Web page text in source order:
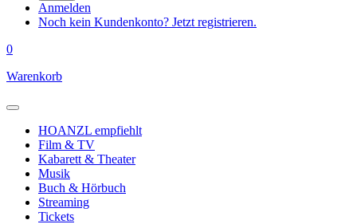
Anmelden
Noch kein Kundenkonto? Jetzt registrieren.
0
Warenkorb
HOANZL empfiehlt
Film & TV
Kabarett & Theater
Musik
Buch & Hörbuch
Streaming
Tickets